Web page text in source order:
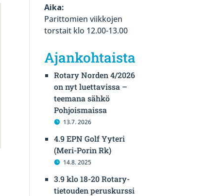
Aika:
Parittomien viikkojen
torstait klo 12.00-13.00
Ajankohtaista
Rotary Norden 4/2026
on nyt luettavissa –
teemana sähkö
Pohjoismaissa
13.7. 2026
4.9 EPN Golf Yyteri
(Meri-Porin Rk)
14.8. 2025
3.9 klo 18-20 Rotary-
tietouden peruskurssi